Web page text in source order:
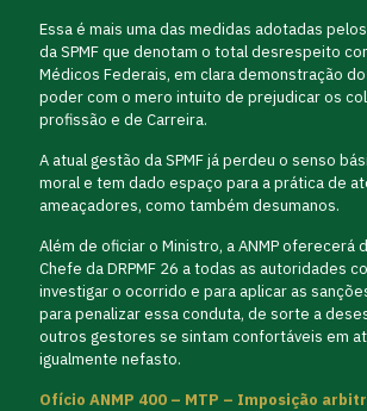
Essa é mais uma das medidas adotadas
da SPMF que denotam o total desrespeito
Médicos Federais, em clara demonstração
poder com o mero intuito de prejudicar os
profissão e de Carreira.
A atual gestão da SPMF já perdeu o senso
moral e tem dado espaço para a prática de
ameaçadores, como também desumanos.
Além de oficiar o Ministro, a ANMP oferecerá
Chefe da DRPMF 26 a todas as autoridades
investigar o ocorrido e para aplicar as
para penalizar essa conduta, de sorte a
outros gestores se sintam confortáveis em
igualmente nefasto.
Ofício ANMP 400 – MTP – Imposição